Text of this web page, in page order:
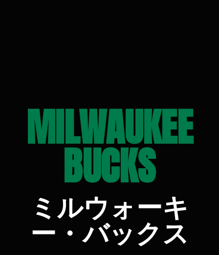
MILWAUKEE
BUCKS
ミルウォーキ
ー・バックス